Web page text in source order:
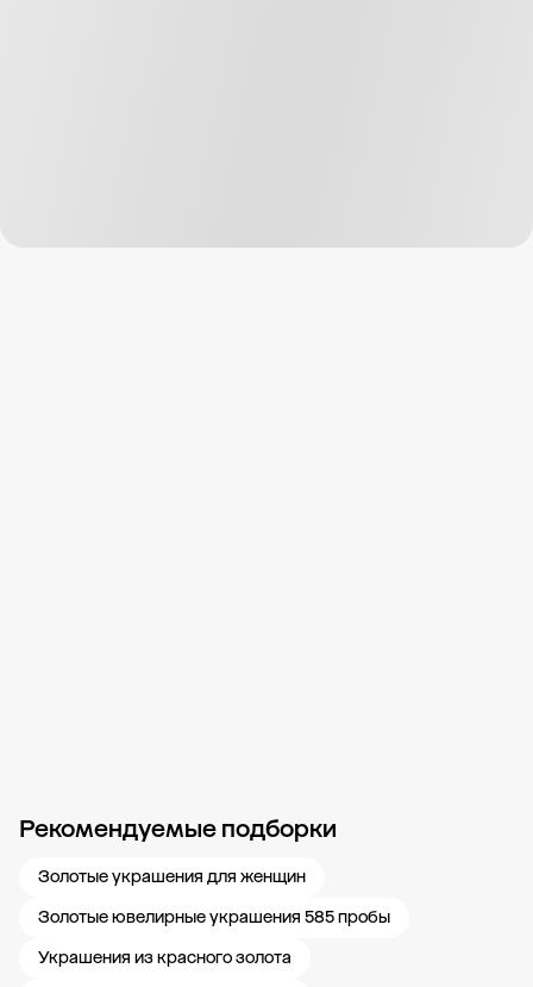
Рекомендуемые подборки
Золотые украшения для женщин
Золотые ювелирные украшения 585 пробы
Украшения из красного золота
Новости компании Журнал ЗОЛОТОЙ Блог